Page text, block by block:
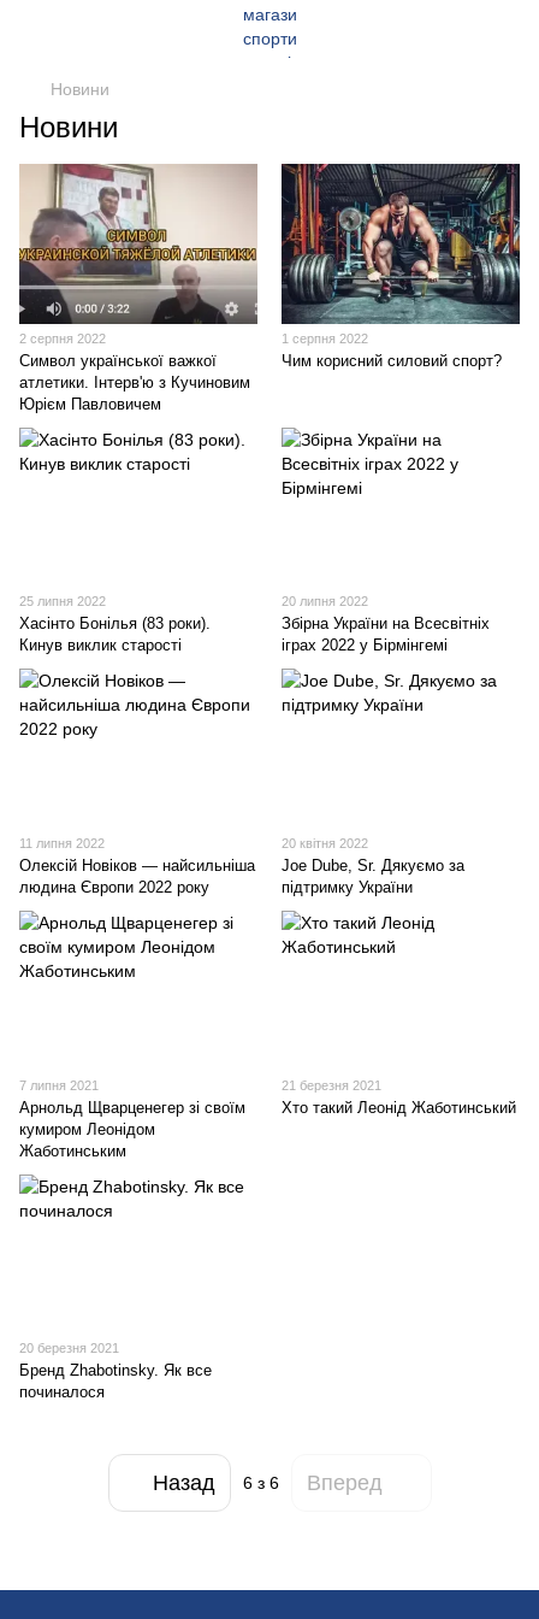
Новини
Новини
2 серпня 2022
Символ української важкої
атлетики. Інтерв'ю з Кучиновим
Юрієм Павловичем
1 серпня 2022
Чим корисний силовий спорт?
25 липня 2022
Хасінто Бонілья (83 роки).
Кинув виклик старості
20 липня 2022
Збірна України на Всесвітніх
іграх 2022 у Бірмінгемі
11 липня 2022
Олексій Новіков — найсильніша
людина Європи 2022 року
20 квітня 2022
Joe Dube, Sr. Дякуємо за
підтримку України
7 липня 2021
Арнольд Щварценегер зі своїм
кумиром Леонідом
Жаботинським
21 березня 2021
Хто такий Леонід Жаботинський
20 березня 2021
Бренд Zhabotinsky. Як все
починалося
Назад 6з 6 Вперед